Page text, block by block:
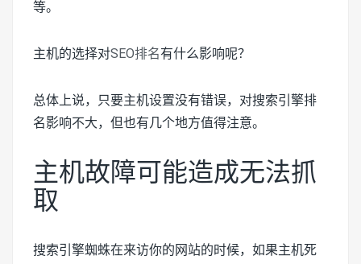
等。
主机的选择对SEO排名有什么影响呢？
总体上说，只要主机设置没有错误，对搜索引擎排
名影响不大，但也有几个地方值得注意。
主机故障可能造成无法抓
取
搜索引擎蜘蛛在来访你的网站的时候，如果主机死